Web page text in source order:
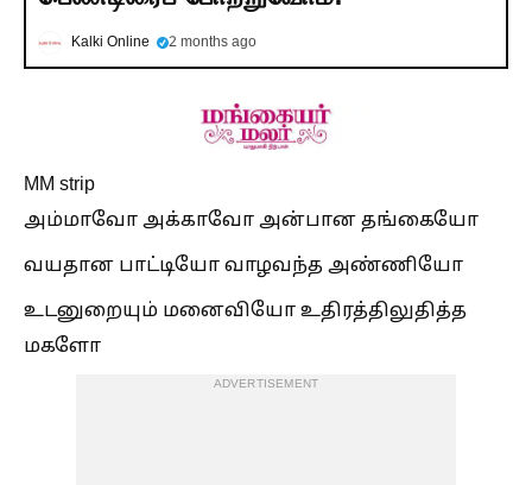
Kalki Online 2 months ago
MM strip
அம்மாவோ அக்காவோ அன்பான தங்கையோ
வயதான பாட்டியோ வாழவந்த அண்ணியோ
உடனுறையும் மனைவியோ உதிரத்திலுதித்த
மகளோ
ADVERTISEMENT